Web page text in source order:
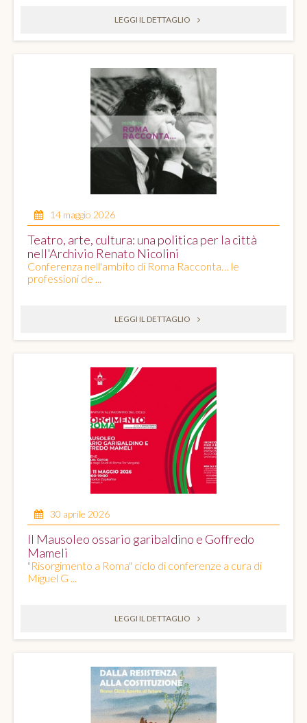
LEGGI IL DETTAGLIO
14 maggio 2026
Teatro, arte, cultura: una politica per la città
nell'Archivio Renato Nicolini
Conferenza nell'ambito di Roma Racconta… le
professioni de ...
LEGGI IL DETTAGLIO
30 aprile 2026
Il Mausoleo ossario garibaldino e Goffredo
Mameli
"Risorgimento a Roma" ciclo di conferenze a cura di
Miguel G ...
LEGGI IL DETTAGLIO